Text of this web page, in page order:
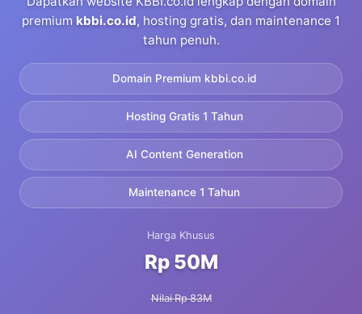
premium kbbi.co.id, hosting gratis, dan maintenance 1
tahun penuh.
Domain Premium kbbi.co.id
Hosting Gratis 1 Tahun
AI Content Generation
Maintenance 1 Tahun
Harga Khusus
Rp 50M
Nilai Rp 83M